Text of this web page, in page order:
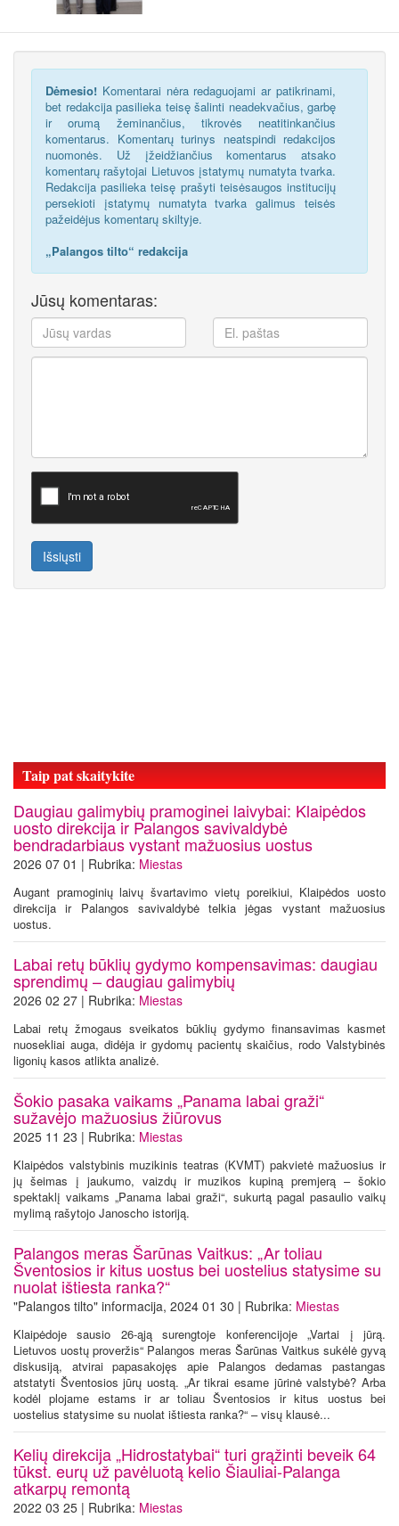
Dėmesio! Komentarai nėra redaguojami ar patikrinami,
bet redakcija pasilieka teisę šalinti neadekvačius, garbę
ir orumą žeminančius, tikrovės neatitinkančius
komentarus. Komentarų turinys neatspindi redakcijos
nuomonės. Už įžeidžiančius komentarus atsako
komentarų rašytojai Lietuvos įstatymų numatyta tvarka.
Redakcija pasilieka teisę prašyti teisėsaugos institucijų
persekioti įstatymų numatyta tvarka galimus teisės
pažeidėjus komentarų skiltyje.
„Palangos tilto“ redakcija
Jūsų komentaras:
Išsiųsti
Taip pat skaitykite
Daugiau galimybių pramoginei laivybai: Klaipėdos
uosto direkcija ir Palangos savivaldybė
bendradarbiaus vystant mažuosius uostus
2026 07 01 | Rubrika: Miestas
Augant pramoginių laivų švartavimo vietų poreikiui, Klaipėdos uosto
direkcija ir Palangos savivaldybė telkia jėgas vystant mažuosius
uostus.
Labai retų būklių gydymo kompensavimas: daugiau
sprendimų – daugiau galimybių
2026 02 27 | Rubrika: Miestas
Labai retų žmogaus sveikatos būklių gydymo finansavimas kasmet
nuosekliai auga, didėja ir gydomų pacientų skaičius, rodo Valstybinės
ligonių kasos atlikta analizė.
Šokio pasaka vaikams „Panama labai graži“
sužavėjo mažuosius žiūrovus
2025 11 23 | Rubrika: Miestas
Klaipėdos valstybinis muzikinis teatras (KVMT) pakvietė mažuosius ir
jų šeimas į jaukumo, vaizdų ir muzikos kupiną premjerą – šokio
spektaklį vaikams „Panama labai graži“, sukurtą pagal pasaulio vaikų
mylimą rašytojo Janoscho istoriją.
Palangos meras Šarūnas Vaitkus: „Ar toliau
Šventosios ir kitus uostus bei uostelius statysime su
nuolat ištiesta ranka?“
"Palangos tilto" informacija, 2024 01 30 | Rubrika: Miestas
Klaipėdoje sausio 26-ąją surengtoje konferencijoje „Vartai į jūrą.
Lietuvos uostų proveržis“ Palangos meras Šarūnas Vaitkus sukėlė gyvą
diskusiją, atvirai papasakojęs apie Palangos dedamas pastangas
atstatyti Šventosios jūrų uostą. „Ar tikrai esame jūrinė valstybė? Arba
kodėl plojame estams ir ar toliau Šventosios ir kitus uostus bei
uostelius statysime su nuolat ištiesta ranka?“ – visų klausė...
Kelių direkcija „Hidrostatybai“ turi grąžinti beveik 64
tūkst. eurų už pavėluotą kelio Šiauliai-Palanga
atkarpų remontą
2022 03 25 | Rubrika: Miestas